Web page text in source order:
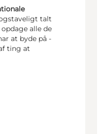
talt
alle de
at byde på -
ting at